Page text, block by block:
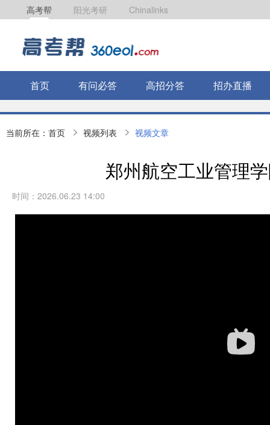
高考帮 阳光考研 Chinalinks
首页 有问必答 高招分答 招办直播
当前所在： 首页 视频列表 视频文章
郑州航空工业管理
时间：2026.06.23 14:00